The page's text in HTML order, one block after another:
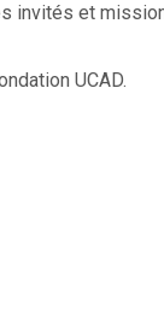
invités et
UCAD.